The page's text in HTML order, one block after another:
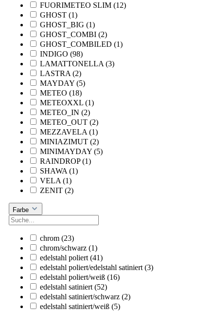
FUORIMETEO SLIM (12)
GHOST (1)
GHOST_BIG (1)
GHOST_COMBI (2)
GHOST_COMBILED (1)
INDIGO (98)
LAMATTONELLA (3)
LASTRA (2)
MAYDAY (5)
METEO (18)
METEOXXL (1)
METEO_IN (2)
METEO_OUT (2)
MEZZAVELA (1)
MINIAZIMUT (2)
MINIMAYDAY (5)
RAINDROP(1)
SHAWA (1)
VELA (1)
ZENIT (2)
Farbe
chrom (23)
chrom/schwarz (1)
edelstahl poliert (41)
edelstahl poliert/edelstahl satiniert (3)
edelstahl poliert/weiß (16)
edelstahl satiniert (52)
edelstahl satiniert/schwarz (2)
edelstahl satiniert/weiß (5)